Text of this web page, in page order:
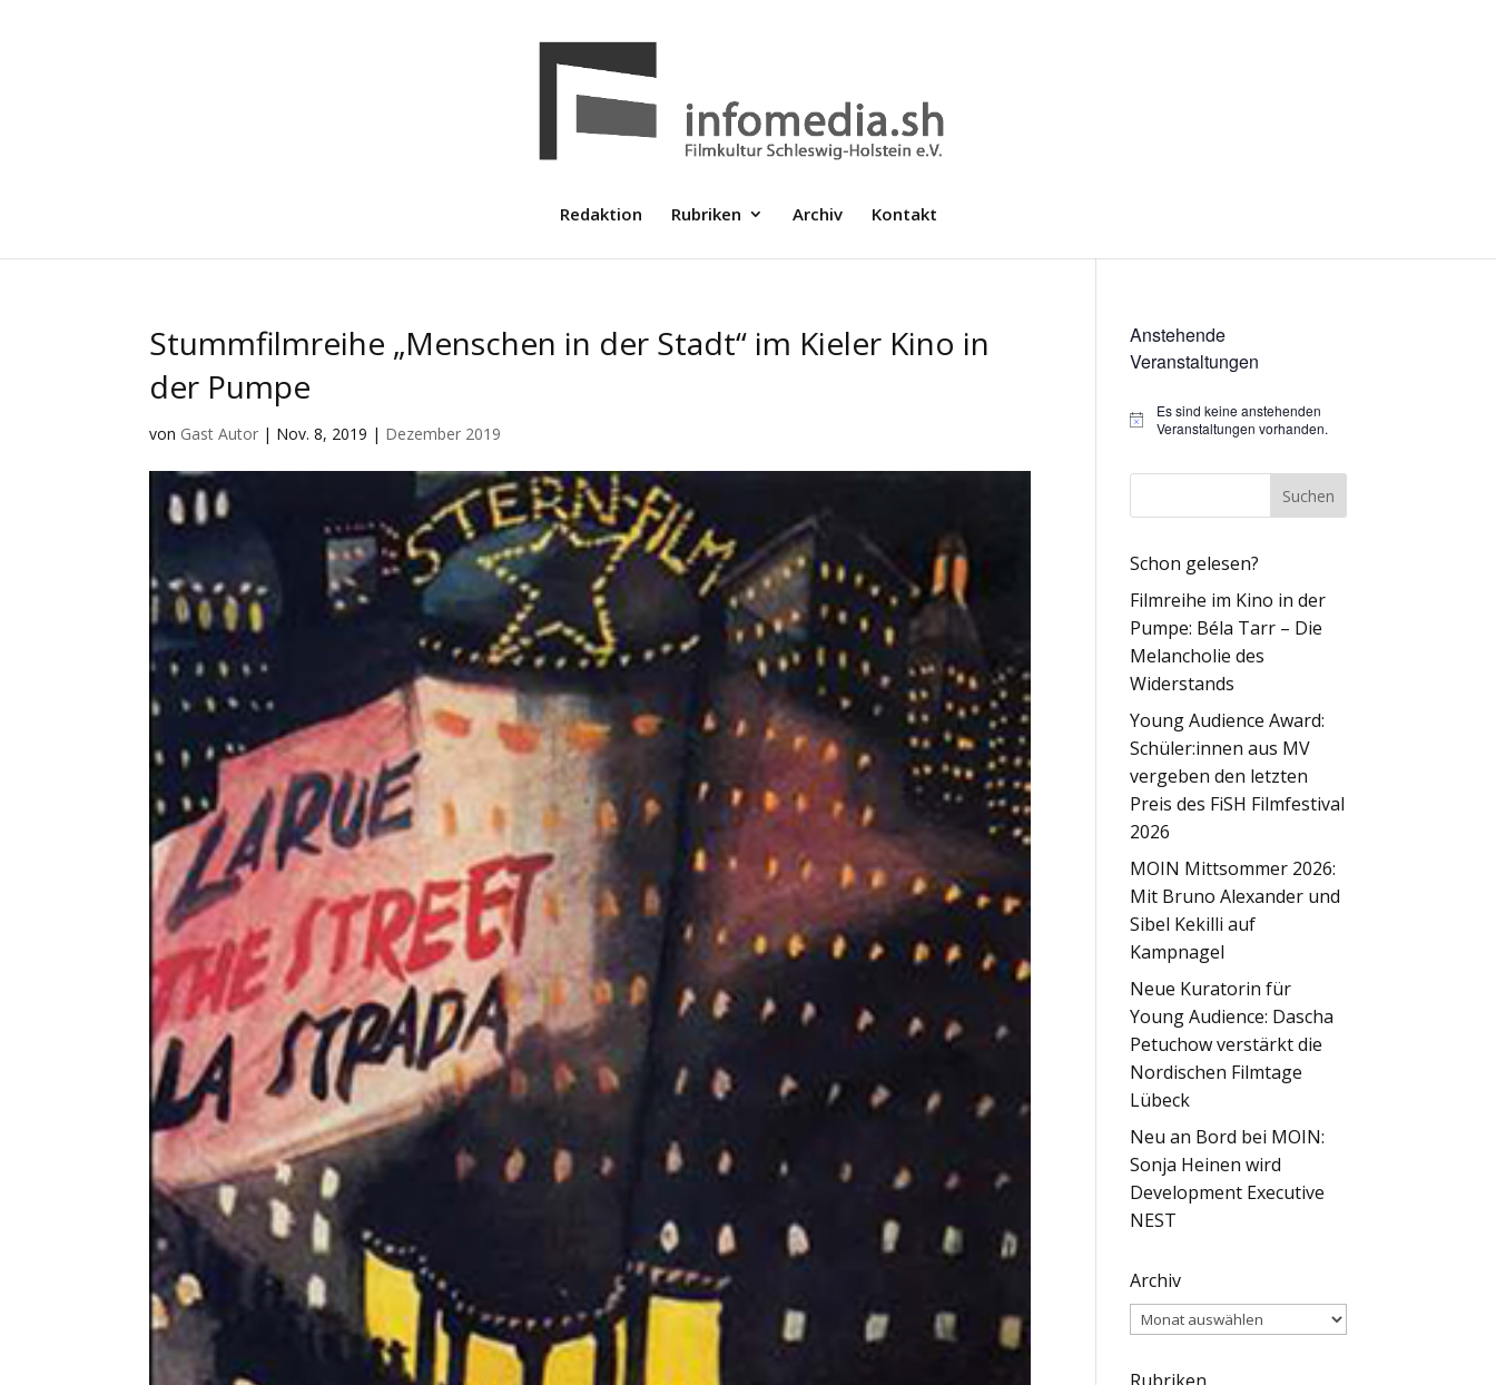
Redaktion Rubriken Archiv Kontakt
Stummfilmreihe „Menschen in der Stadt“ im Kieler Kino in
der Pumpe
von Gast Autor | Nov. 8, 2019 | Dezember 2019
Anstehende
Veranstaltungen
Hinweis
Es sind keine anstehenden
Veranstaltungen vorhanden.
Schon gelesen?
Filmreihe im Kino in der
Pumpe: Béla Tarr – Die
Melancholie des
Widerstands
Young Audience Award:
Schüler:innen aus MV
vergeben den letzten
Preis des FiSH Filmfestival
2026
MOIN Mittsommer 2026:
Mit Bruno Alexander und
Sibel Kekilli auf
Kampnagel
Neue Kuratorin für
Young Audience: Dascha
Petuchow verstärkt die
Nordischen Filmtage
Lübeck
Neu an Bord bei MOIN:
Sonja Heinen wird
Development Executive
NEST
Archiv
Archiv